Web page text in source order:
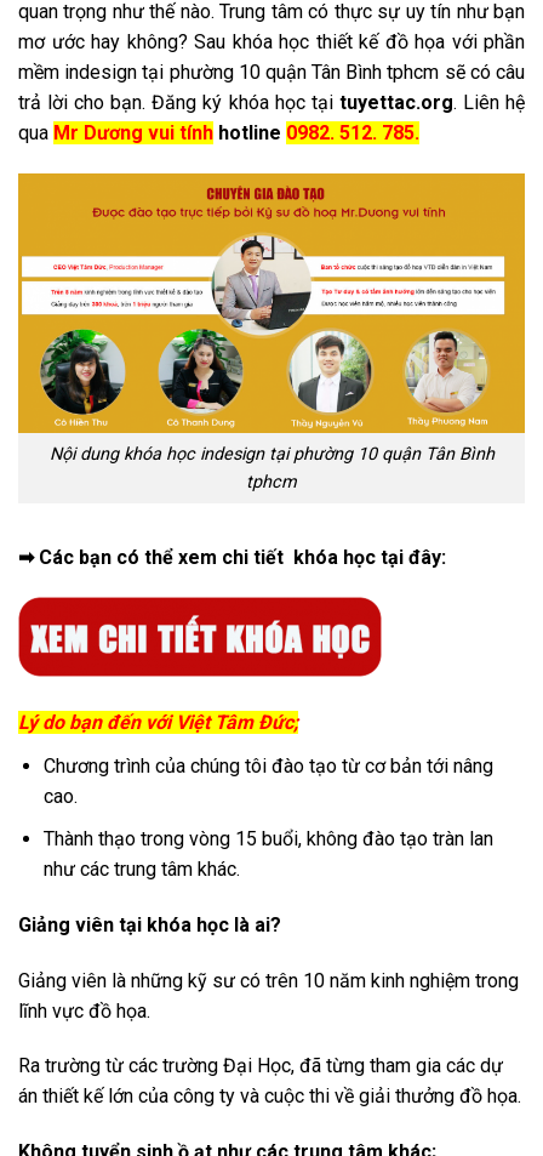
quan trọng như thế nào. Trung tâm có thực sự uy tín như bạn
mơ ước hay không? Sau khóa học thiết kế đồ họa với phần
mềm indesign tại phường 10 quận Tân Bình tphcm sẽ có câu
trả lời cho bạn. Đăng ký khóa học tại tuyettac.org. Liên hệ
qua Mr Dương vui tính hotline 0982. 512. 785.
Nội dung khóa học indesign tại phường 10 quận Tân Bình
tphcm
➡ Các bạn có thể xem chi tiết khóa học tại đây:
Lý do bạn đến với Việt Tâm Đức;
Chương trình của chúng tôi đào tạo từ cơ bản tới nâng
cao.
Thành thạo trong vòng 15 buổi, không đào tạo tràn lan
như các trung tâm khác.
Giảng viên tại khóa học là ai?
Giảng viên là những kỹ sư có trên 10 năm kinh nghiệm trong
lĩnh vực đồ họa.
Ra trường từ các trường Đại Học, đã từng tham gia các dự
án thiết kế lớn của công ty và cuộc thi về giải thưởng đồ họa.